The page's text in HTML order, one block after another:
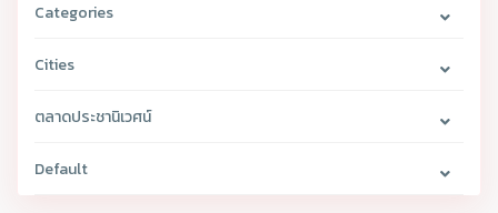
Categories
Cities
ตลาดประชานิเวศน์
Default